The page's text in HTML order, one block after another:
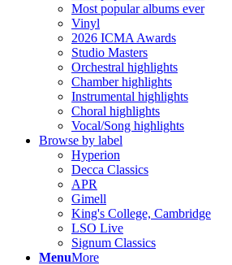
Most popular albums ever
Vinyl
2026 ICMA Awards
Studio Masters
Orchestral highlights
Chamber highlights
Instrumental highlights
Choral highlights
Vocal/Song highlights
Browse by label
Hyperion
Decca Classics
APR
Gimell
King's College, Cambridge
LSO Live
Signum Classics
MenuMore